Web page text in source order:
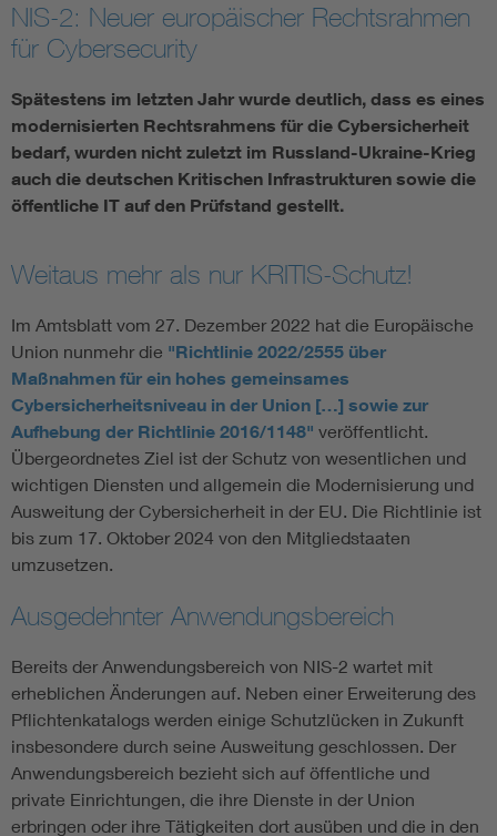
Assisted Living
Electromobility
Energy efficiency
NIS-2: Neuer europäischer Rechtsrahmen
für Cybersecurity
Spätestens im letzten Jahr wurde deutlich, dass es eines
modernisierten Rechtsrahmens für die Cybersicherheit
bedarf, wurden nicht zuletzt im Russland-Ukraine-Krieg
auch die deutschen Kritischen Infrastrukturen sowie die
öffentliche IT auf den Prüfstand gestellt.
Weitaus mehr als nur KRITIS-Schutz!
Im Amtsblatt vom 27. Dezember 2022 hat die Europäische
Union nunmehr die "Richtlinie 2022/2555 über
Maßnahmen für ein hohes gemeinsames
Cybersicherheitsniveau in der Union […] sowie zur
Aufhebung der Richtlinie 2016/1148" veröffentlicht.
Übergeordnetes Ziel ist der Schutz von wesentlichen und
wichtigen Diensten und allgemein die Modernisierung und
Ausweitung der Cybersicherheit in der EU. Die Richtlinie ist
bis zum 17. Oktober 2024 von den Mitgliedstaaten
umzusetzen.
Ausgedehnter Anwendungsbereich
Bereits der Anwendungsbereich von NIS-2 wartet mit
erheblichen Änderungen auf. Neben einer Erweiterung des
Pflichtenkatalogs werden einige Schutzlücken in Zukunft
insbesondere durch seine Ausweitung geschlossen. Der
Anwendungsbereich bezieht sich auf öffentliche und
private Einrichtungen, die ihre Dienste in der Union
erbringen oder ihre Tätigkeiten dort ausüben und die in den